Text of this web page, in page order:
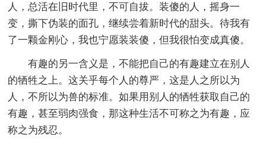
人，总活在旧时代里，不可自拔。装傻的人，摇身一
变，撕下伪装的面孔，继续尝着新时代的甜头。待我有
了一颗金刚心，我也宁愿装装傻，但我很怕变成真傻。
有趣的另一含义是，不能把自己的有趣建立在别人
的牺牲之上。这关乎每个人的尊严，这是人之所以为
人，不所以为兽的标准。如果用别人的牺牲获取自己的
有趣，甚至弱肉强食，那这种生活不可称之为有趣，应
称之为残忍。